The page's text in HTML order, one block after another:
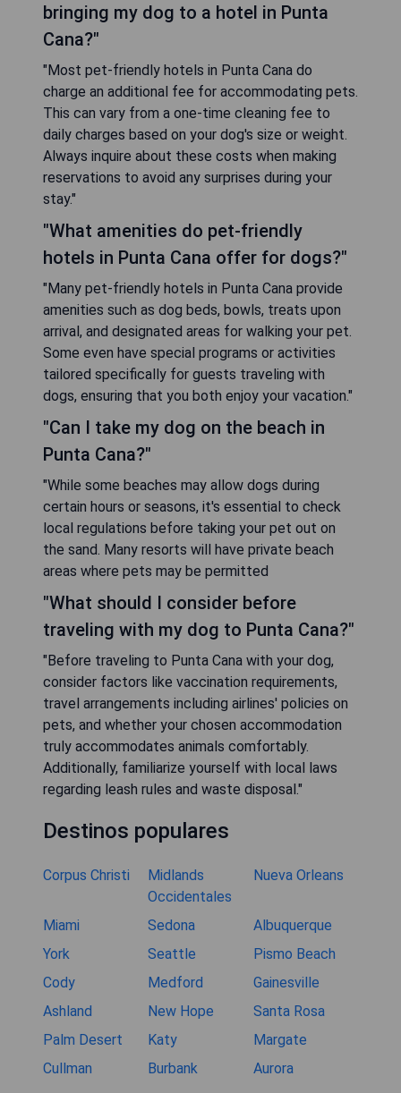
bringing my dog to a hotel in Punta
Cana?"
"Most pet-friendly hotels in Punta Cana do
charge an additional fee for accommodating pets.
This can vary from a one-time cleaning fee to
daily charges based on your dog's size or weight.
Always inquire about these costs when making
reservations to avoid any surprises during your
stay."
"What amenities do pet-friendly
hotels in Punta Cana offer for dogs?"
"Many pet-friendly hotels in Punta Cana provide
amenities such as dog beds, bowls, treats upon
arrival, and designated areas for walking your pet.
Some even have special programs or activities
tailored specifically for guests traveling with
dogs, ensuring that you both enjoy your vacation."
"Can I take my dog on the beach in
Punta Cana?"
"While some beaches may allow dogs during
certain hours or seasons, it's essential to check
local regulations before taking your pet out on
the sand. Many resorts will have private beach
areas where pets may be permitted
"What should I consider before
traveling with my dog to Punta Cana?"
"Before traveling to Punta Cana with your dog,
consider factors like vaccination requirements,
travel arrangements including airlines' policies on
pets, and whether your chosen accommodation
truly accommodates animals comfortably.
Additionally, familiarize yourself with local laws
regarding leash rules and waste disposal."
Destinos populares
Corpus Christi
Midlands
Occidentales
Nueva Orleans
Miami Sedona
Albuquerque
York
Seattle
Pismo Beach
Cody
Medford
Gainesville
Ashland
New Hope
Santa Rosa
Palm Desert
Katy
Margate
Cullman
Burbank Aurora